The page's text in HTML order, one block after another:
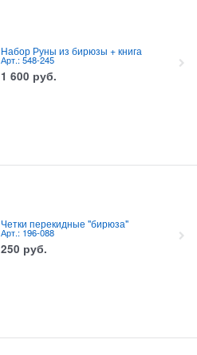
Набор Руны из бирюзы + книга
Арт.: 548-245
1 600 руб.
Четки перекидные "бирюза"
Арт.: 196-088
250 руб.